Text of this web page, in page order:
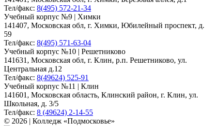
Тел/факс: 8(495) 572-21-34
Учебный корпус №9 | Химки
141407, Московская обл, г. Химки, Юбилейный проспект, д.
59
Тел/факс: 8(495) 571-63-04
Учебный корпус №10 | Решетниково
141631, Московская обл, г. Клин, р.п. Решетниково, ул.
Центральная д.12
Тел/факс: 8(49624) 525-91
Учебный корпус №11 | Клин
141601, Московская область, Клинский район, г. Клин, ул.
Школьная, д. 3/5
Тел/факс: 8 (49624) 2-14-55
© 2026 | Колледж «Подмосковье»